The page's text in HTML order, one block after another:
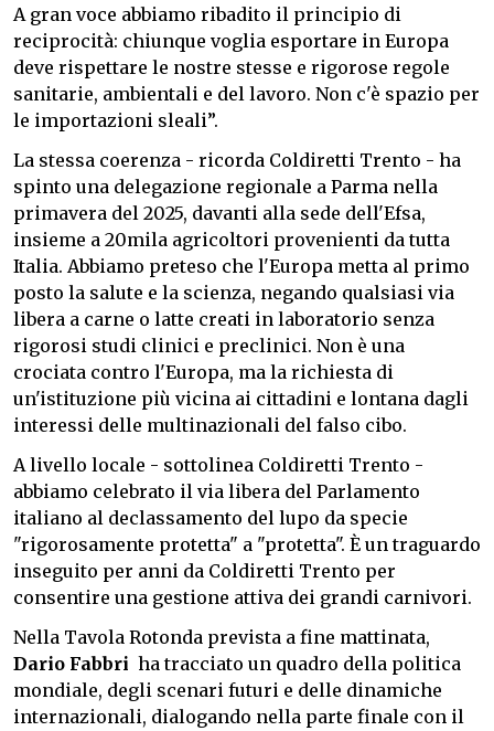
A gran voce abbiamo ribadito il principio di
reciprocità: chiunque voglia esportare in Europa
deve rispettare le nostre stesse e rigorose regole
sanitarie, ambientali e del lavoro. Non c'è spazio per
le importazioni sleali”.
La stessa coerenza - ricorda Coldiretti Trento - ha
spinto una delegazione regionale a Parma nella
primavera del 2025, davanti alla sede dell'Efsa,
insieme a 20mila agricoltori provenienti da tutta
Italia. Abbiamo preteso che l'Europa metta al primo
posto la salute e la scienza, negando qualsiasi via
libera a carne o latte creati in laboratorio senza
rigorosi studi clinici e preclinici. Non è una
crociata contro l'Europa, ma la richiesta di
un'istituzione più vicina ai cittadini e lontana dagli
interessi delle multinazionali del falso cibo.
A livello locale - sottolinea Coldiretti Trento -
abbiamo celebrato il via libera del Parlamento
italiano al declassamento del lupo da specie
"rigorosamente protetta" a "protetta". È un traguardo
inseguito per anni da Coldiretti Trento per
consentire una gestione attiva dei grandi carnivori.
Nella Tavola Rotonda prevista a fine mattinata,
Dario Fabbri ha tracciato un quadro della politica
mondiale, degli scenari futuri e delle dinamiche
internazionali, dialogando nella parte finale con il